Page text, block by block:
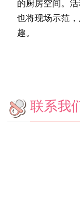
的厨房空间。
也将现场示范
趣。
联系我